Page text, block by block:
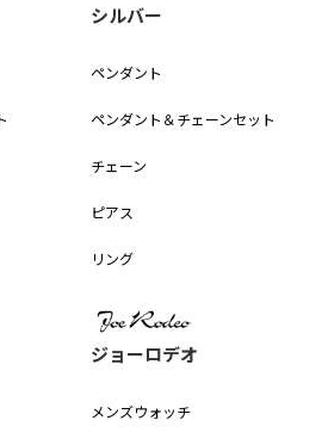
シルバー
ペンダント
ペンダント＆チェーンセット
チェーン
ピアス
リング
ジョーロデオ
メンズウォッチ